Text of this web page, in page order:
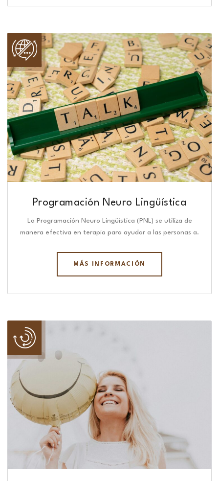
Programación Neuro Lingüística​
La Programación Neuro Lingüística (PNL) se utiliza de
manera efectiva en terapia para ayudar a las personas a.
MÁS INFORMACIÓN